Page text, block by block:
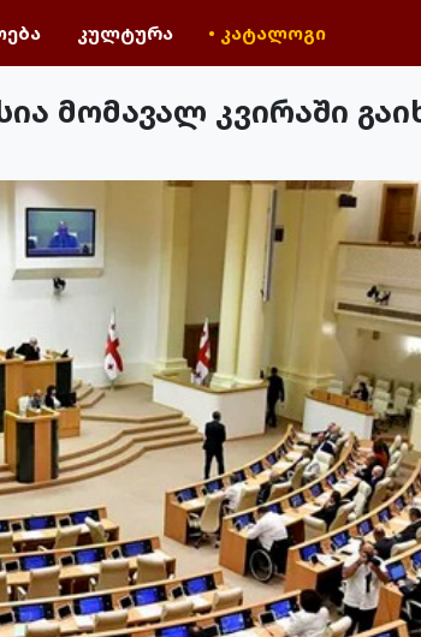
კულტურა • კატალოგი
მომავალ კვირაში